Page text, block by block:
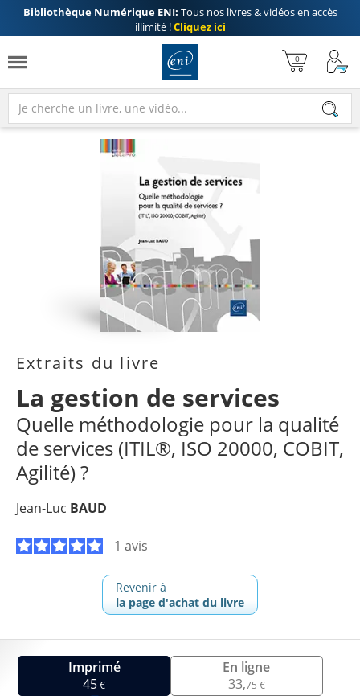
Bibliothèque Numérique ENI: Tous nos livres & vidéos en accès
illimité !Cliquez ici
Extraits du livre
La gestion de services
Quelle méthodologie pour la qualité
de services (ITIL®, ISO 20000, COBIT,
Agilité) ?
Jean-Luc BAUD
1 avis
Revenir à
la page d'achat du livre
Imprimé
45€
En ligne
33,75 €